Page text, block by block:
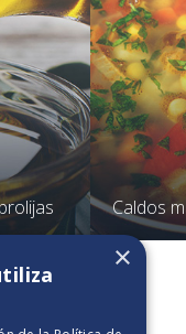
Caldos
×